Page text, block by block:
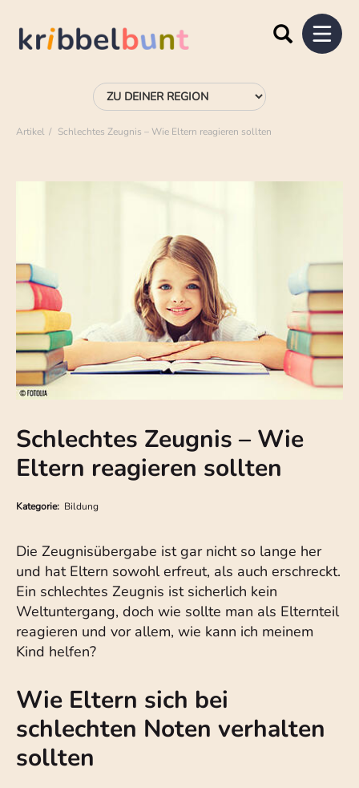
Artikel Schlechtes Zeugnis – Wie Eltern reagieren sollten
Schlechtes Zeugnis – Wie
Eltern reagieren sollten
Kategorie: Bildung
Die Zeugnisübergabe ist gar nicht so lange her
und hat Eltern sowohl erfreut, als auch erschreckt.
Ein schlechtes Zeugnis ist sicherlich kein
Weltuntergang, doch wie sollte man als Elternteil
reagieren und vor allem, wie kann ich meinem
Kind helfen?
Wie Eltern sich bei
schlechten Noten verhalten
sollten